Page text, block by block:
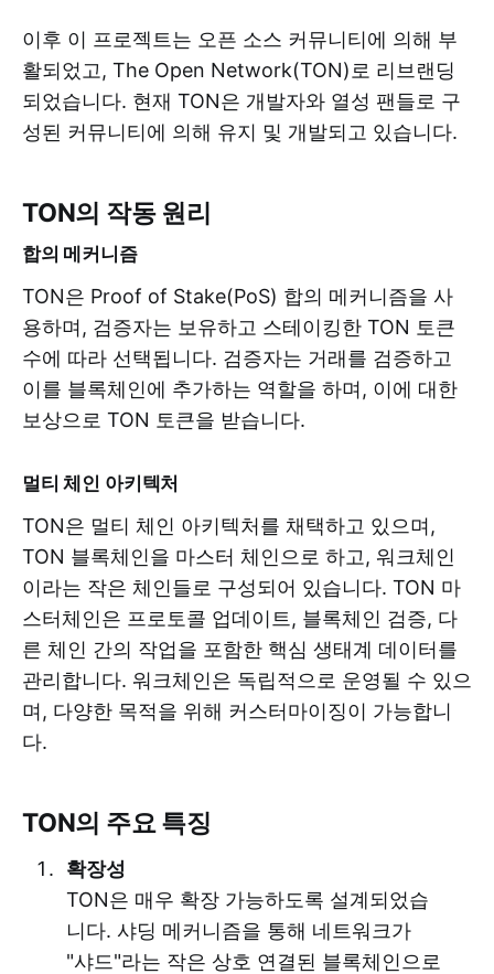
이후 이 프로젝트는 오픈 소스 커뮤니티에 의해 부
활되었고, The Open Network(TON)로 리브랜딩
되었습니다. 현재 TON은 개발자와 열성 팬들로 구
성된 커뮤니티에 의해 유지 및 개발되고 있습니다.
TON의 작동 원리
합의 메커니즘
TON은 Proof of Stake(PoS) 합의 메커니즘을 사
용하며, 검증자는 보유하고 스테이킹한 TON 토큰
수에 따라 선택됩니다. 검증자는 거래를 검증하고
이를 블록체인에 추가하는 역할을 하며, 이에 대한
보상으로 TON 토큰을 받습니다.
멀티 체인 아키텍처
TON은 멀티 체인 아키텍처를 채택하고 있으며,
TON 블록체인을 마스터 체인으로 하고, 워크체인
이라는 작은 체인들로 구성되어 있습니다. TON 마
스터체인은 프로토콜 업데이트, 블록체인 검증, 다
른 체인 간의 작업을 포함한 핵심 생태계 데이터를
관리합니다. 워크체인은 독립적으로 운영될 수 있으
며, 다양한 목적을 위해 커스터마이징이 가능합니
다.
TON의 주요 특징
확장성
TON은 매우 확장 가능하도록 설계되었습
니다. 샤딩 메커니즘을 통해 네트워크가
"샤드"라는 작은 상호 연결된 블록체인으로